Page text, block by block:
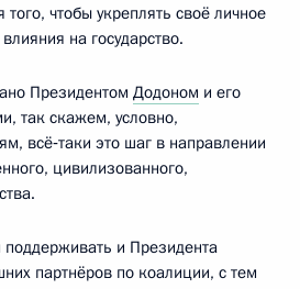
того, чтобы укреплять своё личное
на государство.
Президентом Додоном и его
так скажем, условно,
всё‑таки это шаг в направлении
цивилизованного,
и Президента
партнёров по коалиции, с тем